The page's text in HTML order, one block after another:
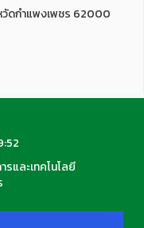
วัดกำแพงเพชร 62000
และเทคโนโลยี